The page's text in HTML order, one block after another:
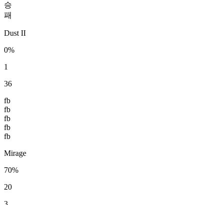
승
패
Dust II
0%
1
36
fb
fb
fb
fb
fb
Mirage
70%
20